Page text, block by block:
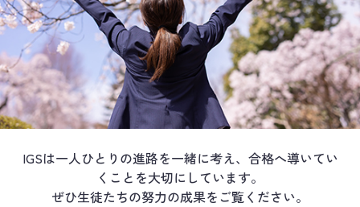
IGSは一人ひとりの進路を一緒に考え、合格へ導いてい
くことを大切にしています。
ぜひ生徒たちの努力の成果をご覧ください。